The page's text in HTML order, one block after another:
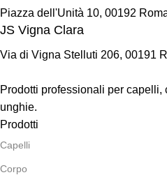
Piazza dell'Unità 10, 00192
JS Vigna Clara
Via di Vigna Stelluti 206, 00191
Prodotti professionali per capelli,
unghie.
Prodotti
Capelli
Corpo